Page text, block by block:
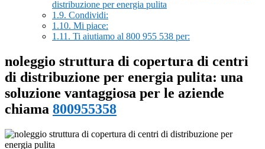
distribuzione per energia pulita
1.9. Condividi:
1.10. Mi piace:
1.11. Ti aiutiamo al 800 955 538 per:
noleggio struttura di copertura di centri
di distribuzione per energia pulita: una
soluzione vantaggiosa per le aziende
chiama 800955358